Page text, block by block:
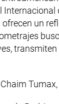
un
Chaim